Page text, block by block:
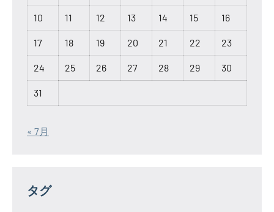
10 11 12 13 14 15 16
17 18 19 20 21 22 23
24 25 26 27 28 29 30
31
« 7月
タグ